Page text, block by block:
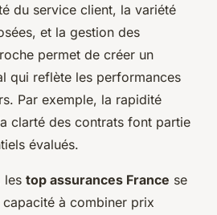
du service client, la variété
et la gestion des
permet de créer un
qui reflète les performances
Par exemple, la rapidité
clarté des contrats font partie
évalués.
les top assurances France se
à combiner prix